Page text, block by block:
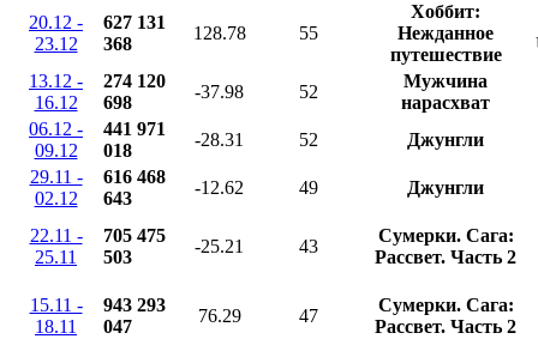
20.12 -
23.12
627 131
368
128.78 55
Хоббит:
Нежданное
путешествие
13.12 -
16.12
274 120
698
-37.98 52
Мужчина
нарасхват
06.12 -
09.12
441 971
018
-28.31 52
Джунгли
29.11 -
02.12
616 468
643
-12.62 49 Джунгли
22.11 -
25.11
705 475
503
-25.21 43
Сумерки. Сага:
Рассвет. Часть 2
15.11 -
18.11
943 293
047
76.29 47
Сумерки. Сага:
Рассвет. Часть 2